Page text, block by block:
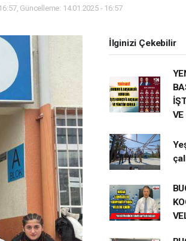
Güncelleme: 14.01.2025 - 16:57
İlginizi Çekebilir